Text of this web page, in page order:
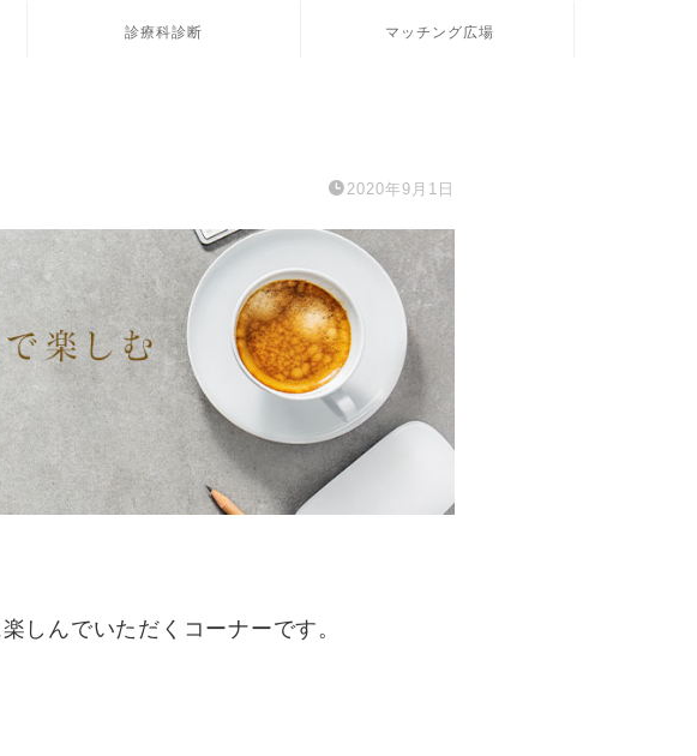
診療科診断 マッチング広場
2020年9月1日
しんでいただくコーナーです。